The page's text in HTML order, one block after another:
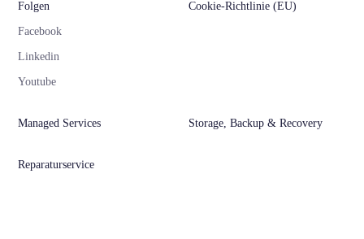
Folgen
Facebook
Linkedin
Youtube
Cookie-Richtlinie (EU)
Managed Services Storage, Backup & Recovery
Reparaturservice